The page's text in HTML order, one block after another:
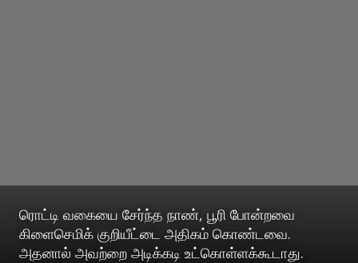
ரொட்டி வகையை சேர்ந்த நாண், பூரி போன்றவை
கிளைசெமிக் குறியீட்டை அதிகம் கொண்டவை.
அதனால் அவற்றை அடிக்கடி உட்கொள்ளக்கூடாது.